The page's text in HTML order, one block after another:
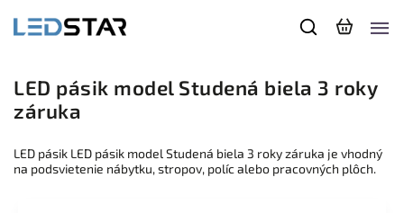
LED pásik model Studená biela 3 roky
záruka
LED pásik LED pásik model Studená biela 3 roky záruka je vhodný
na podsvietenie nábytku, stropov, políc alebo pracovných plôch.